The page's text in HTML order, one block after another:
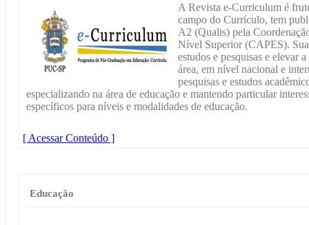
A Revista e-Curriculum é
campo do Currículo, tem
A2 (Qualis) pela
Nível Superior (CAPES).
estudos e pesquisas e elevar
área, em nível nacional e
pesquisas e estudos
especializando na área de educação e mantendo particular
específicos para níveis e modalidades de educação.
[ Acessar Conteúdo ]
Educação